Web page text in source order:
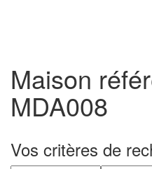
Maison
MDA008
Vos critères de